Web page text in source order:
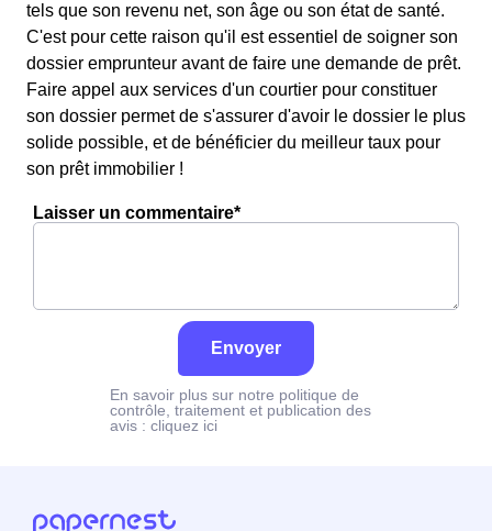
tels que son revenu net, son âge ou son état de santé.
C'est pour cette raison qu'il est essentiel de soigner son
dossier emprunteur avant de faire une demande de prêt.
Faire appel aux services d'un courtier pour constituer
son dossier permet de s'assurer d'avoir le dossier le plus
solide possible, et de bénéficier du meilleur taux pour
son prêt immobilier !
Laisser un commentaire*
Envoyer
En savoir plus sur notre politique de
contrôle, traitement et publication des
avis : cliquez ici